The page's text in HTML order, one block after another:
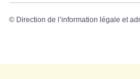
© Direction de l’information légale et